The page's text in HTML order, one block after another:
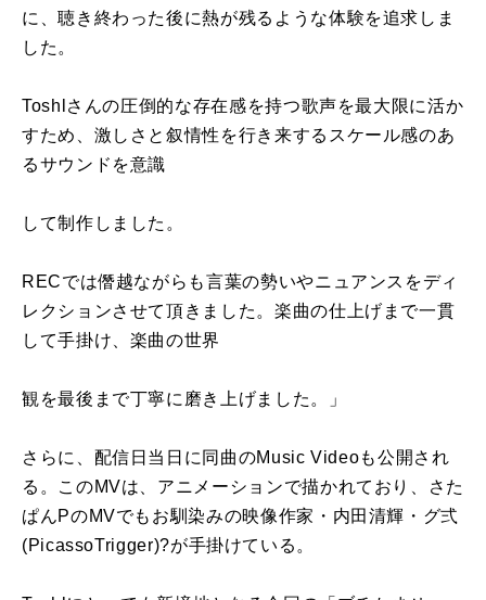
に、聴き終わった後に熱が残るような体験を追求しま
した。
Toshlさんの圧倒的な存在感を持つ歌声を最大限に活か
すため、激しさと叙情性を行き来するスケール感のあ
るサウンドを意識
して制作しました。
RECでは僭越ながらも言葉の勢いやニュアンスをディ
レクションさせて頂きました。楽曲の仕上げまで一貫
して手掛け、楽曲の世界
観を最後まで丁寧に磨き上げました。」
さらに、配信日当日に同曲のMusic Videoも公開され
る。このMVは、アニメーションで描かれており、さた
ぱんPのMVでもお馴染みの映像作家・内田清輝・グ弍
(PicassoTrigger)?が手掛けている。